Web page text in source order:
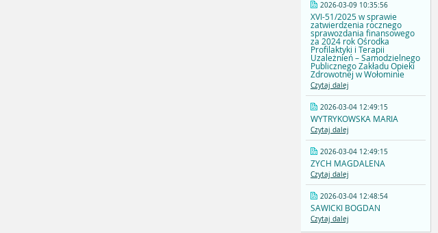
2026-03-09 10:35:56
XVI-51/2025 w sprawie
zatwierdzenia rocznego
sprawozdania finansowego
za 2024 rok Ośrodka
Profilaktyki i Terapii
Uzależnień – Samodzielnego
Publicznego Zakładu Opieki
Zdrowotnej w Wołominie
Czytaj dalej
2026-03-04 12:49:15
WYTRYKOWSKA MARIA
Czytaj dalej
2026-03-04 12:49:15
ZYCH MAGDALENA
Czytaj dalej
2026-03-04 12:48:54
SAWICKI BOGDAN
Czytaj dalej